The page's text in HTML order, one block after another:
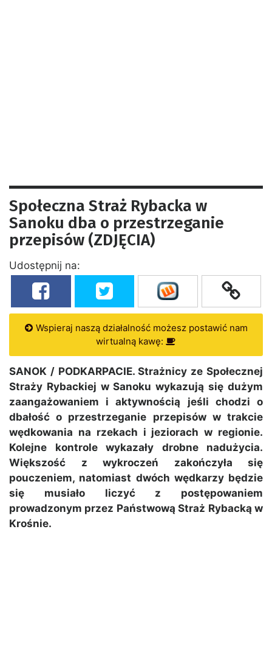
Społeczna Straż Rybacka w
Sanoku dba o przestrzeganie
przepisów (ZDJĘCIA)
Udostępnij na:
Wspieraj naszą działalność możesz postawić nam
wirtualną kawę:
SANOK / PODKARPACIE. Strażnicy ze Społecznej
Straży Rybackiej w Sanoku wykazują się dużym
zaangażowaniem i aktywnością jeśli chodzi o
dbałość o przestrzeganie przepisów w trakcie
wędkowania na rzekach i jeziorach w regionie.
Kolejne kontrole wykazały drobne nadużycia.
Większość z wykroczeń zakończyła się
pouczeniem, natomiast dwóch wędkarzy będzie
się musiało liczyć z postępowaniem
prowadzonym przez Państwową Straż Rybacką w
Krośnie.